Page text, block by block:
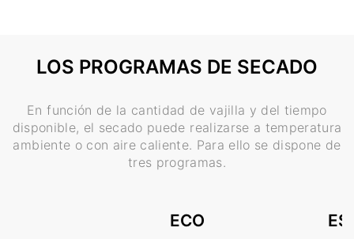
LOS PROGRAMAS DE SECADO
En función de la cantidad de vajilla y del tiempo
disponible, el secado puede realizarse a temperatura
ambiente o con aire caliente. Para ello se dispone de
tres programas.
ECO